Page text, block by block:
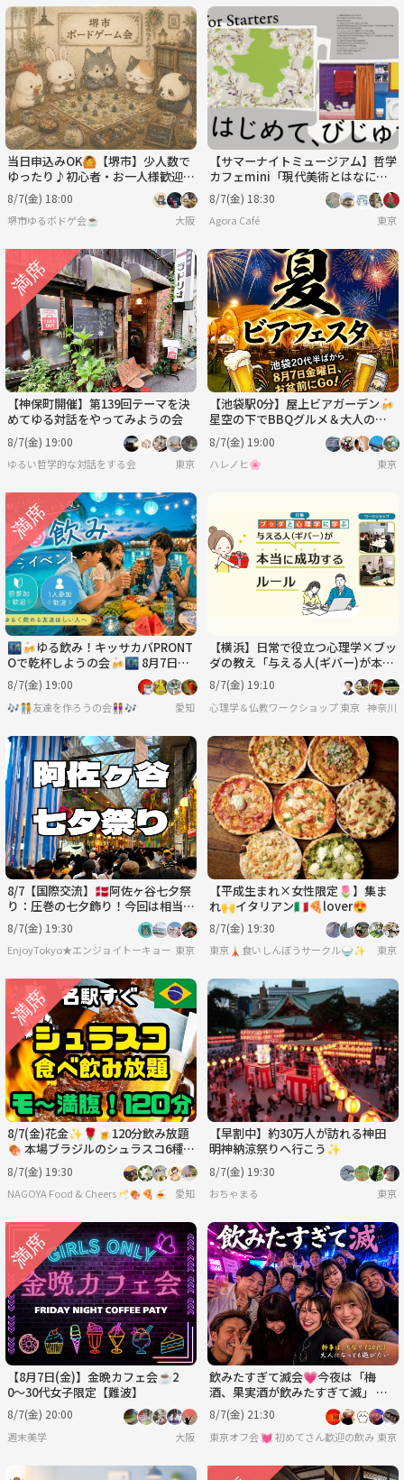
8/25 8/26 8/27 8/30
月
8/31
火
9/1
水
9/2
木
9/3
金
9/4
土
9/5
当日申込みOK🙆【堺市】少人数で
ゆったり♪初心者・お一人様歓迎ボ
ドゲ会
8/7(金) 18:00
堺市ゆるボドゲ会☕️ 大阪
【サマーナイトミュージアム】哲学
カフェmini「現代美術とはなに
か」@東京現代美術館※年齢制限有
8/7(金) 18:30
Agora Café 東京
【神保町開催】第139回テーマを決
めてゆる対話をやってみようの会
8/7(金) 19:00
ゆるい哲学的な対話をする会 東京
【池袋駅0分】屋上ビアガーデン🍻
星空の下でBBQグルメ＆大人の遊
びでワイワイ楽しもう！【20代後
半〜50代前半】
8/7(金) 19:00
ハレノヒ🌸 東京
🌃🍻ゆる飲み！キッサカバPRONT
Oで乾杯しようの会🍻🌃 8月7日
(金)19時〜
8/7(金) 19:00
🎶🧑‍🤝‍🧑友達を作ろうの会👭🎶 愛知
【横浜】日常で役立つ心理学×ブッ
ダの教え「与える人(ギバー)が本当
に成功するルール」ワークショップ
8/7(金) 19:10
心理学＆仏教ワークショップ 東京 神奈川
8/7【国際交流】🇩🇰阿佐ヶ谷七夕祭
り：圧巻の七夕飾り！今回は相当国
際交流。【あと2名】
8/7(金) 19:30
EnjoyTokyo★エンジョイトーキョー 〜気持ちだけでも国際派〜
東京
【平成生まれ×女性限定🌷】集ま
れ🙌イタリアン🇮🇹🍕lover😍
8/7(金) 19:30
東京🗼食いしんぼうサークル🍚✨ 東京
8/7(金)花金✨🌹🍺120分飲み放題
🍖 本場ブラジルのシュラスコ6種＋
ビュッフェ食べ放題＆ブラジルプリ
ン付🍮
8/7(金) 19:30
NAGOYA Food & Cheers🥂🍖🍕🍝 愛知
【早割中】約30万人が訪れる神田
明神納涼祭りへ行こう✨
8/7(金) 19:30
おちゃまる 東京
【8月7日(金)】金晩カフェ会☕️2
0〜30代女子限定【難波】
8/7(金) 20:00
週末美学 大阪
飲みたすぎて滅会💗今夜は「梅
酒、果実酒が飲みたすぎて滅」 🍺
男女年齢地位関係なくフラットに
💞
8/7(金) 21:30
東京オフ会 💓 初めてさん歓迎の飲み会で
東京